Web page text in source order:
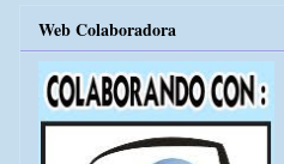
Web Colaboradora